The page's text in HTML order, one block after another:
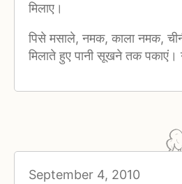
मिलाए।
पिसे मसाले, नमक, काला नमक,
मिलाते हुए पानी सूखने तक पकाएं।
September 4, 2010